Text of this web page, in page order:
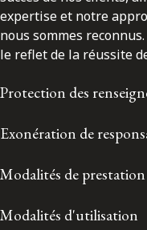
expertise et notre
nous sommes
le reflet de la réussite
Protection des
Exonération de
Modalités de prestation
Modalités d'utilisation